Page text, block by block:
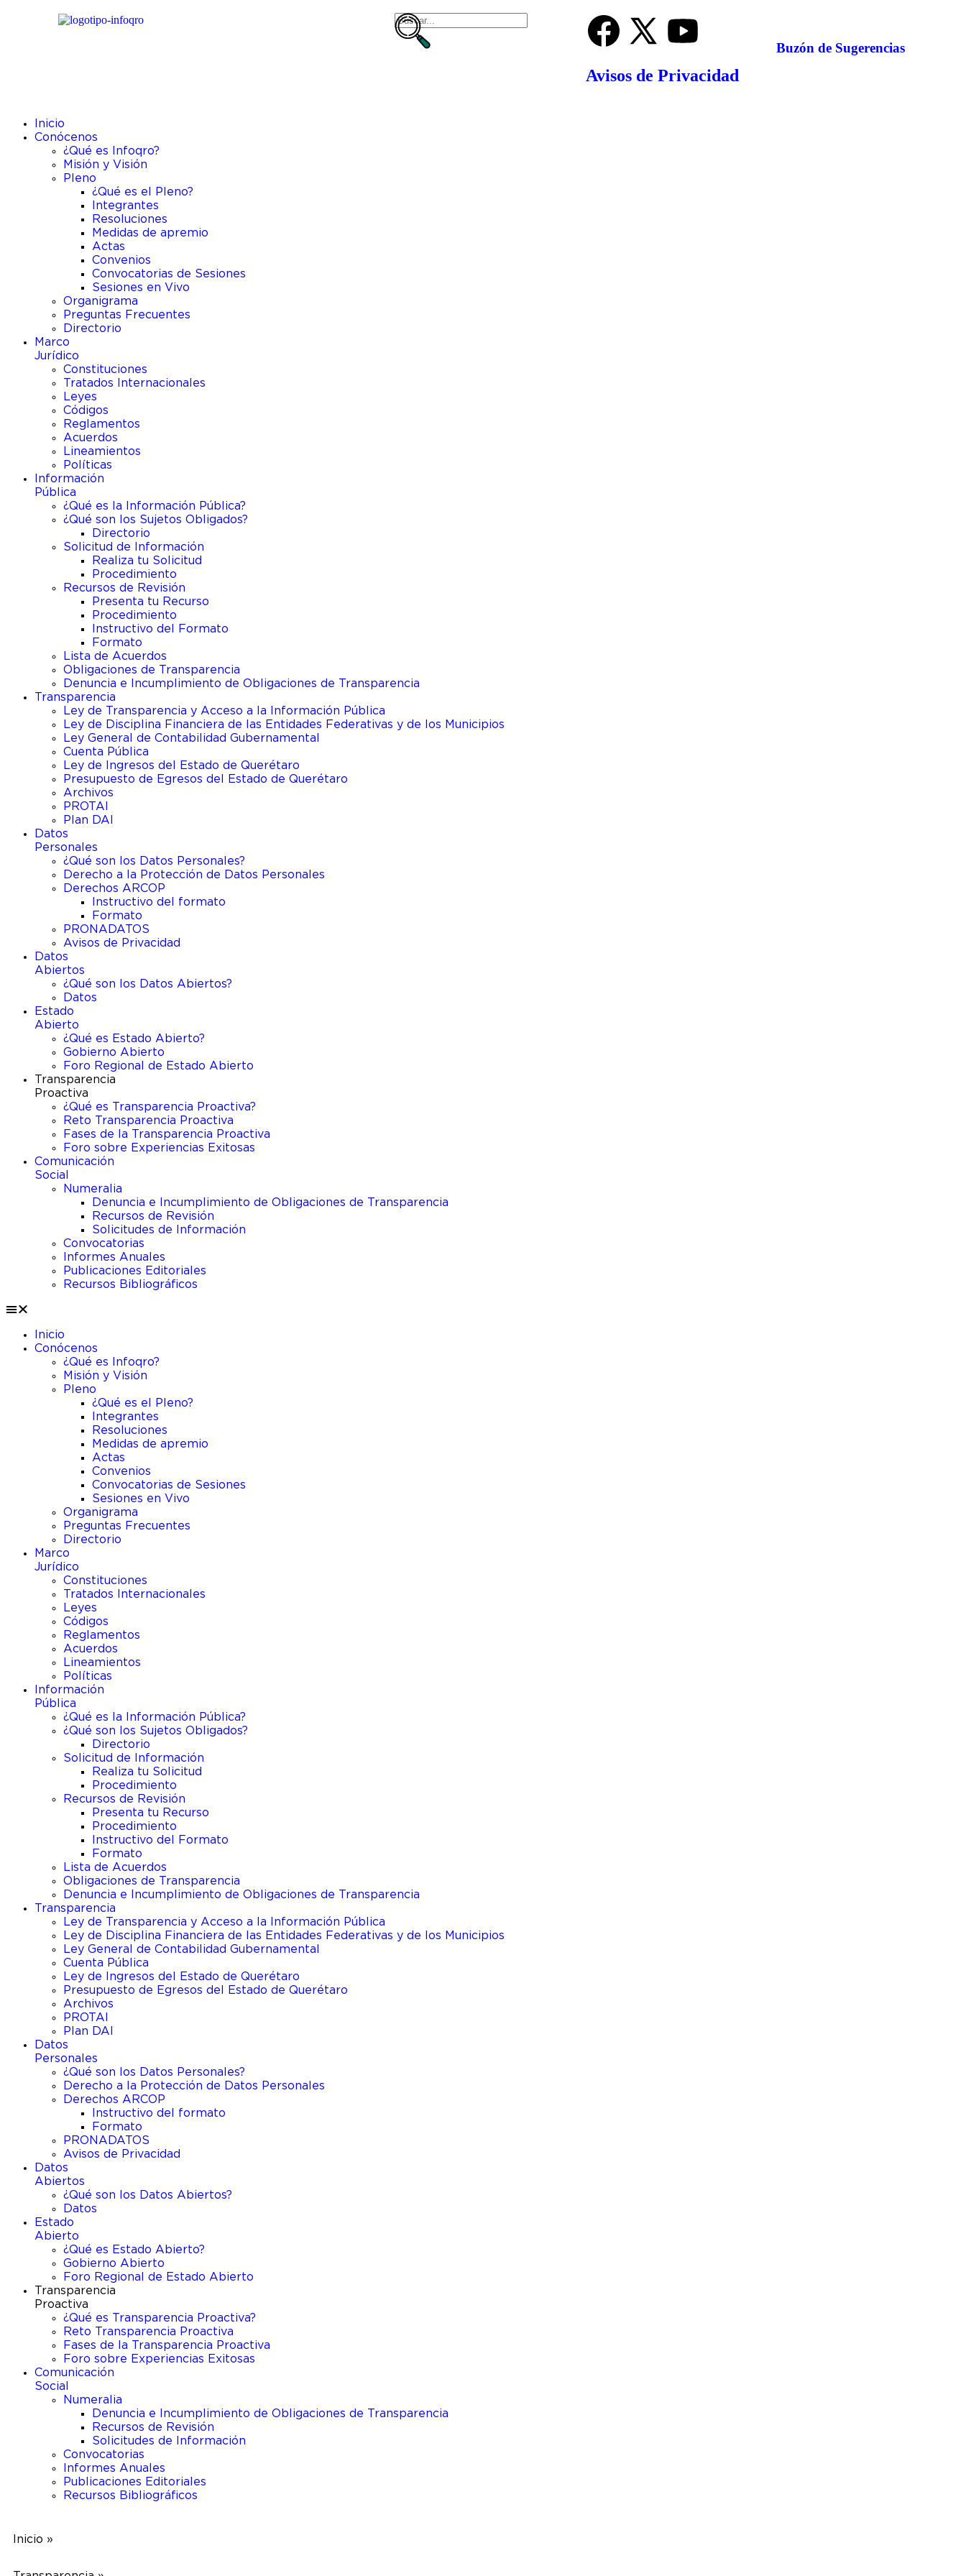
Avisos de Privacidad
Buzón de Sugerencias
Inicio
Conócenos
¿Qué es Infoqro?
Misión y Visión
Pleno
¿Qué es el Pleno?
Integrantes
Resoluciones
Medidas de apremio
Actas
Convenios
Convocatorias de Sesiones
Sesiones en Vivo
Organigrama
Preguntas Frecuentes
Directorio
Marco
Jurídico
Constituciones
Tratados Internacionales
Leyes
Códigos
Reglamentos
Acuerdos
Lineamientos
Políticas
Información
Pública
¿Qué es la Información Pública?
¿Qué son los Sujetos Obligados?
Directorio
Solicitud de Información
Realiza tu Solicitud
Procedimiento
Recursos de Revisión
Presenta tu Recurso
Procedimiento
Instructivo del Formato
Formato
Lista de Acuerdos
Obligaciones de Transparencia
Denuncia e Incumplimiento de Obligaciones de Transparencia
Transparencia
Ley de Transparencia y Acceso a la Información Pública
Ley de Disciplina Financiera de las Entidades Federativas y de los Municipios
Ley General de Contabilidad Gubernamental
Cuenta Pública
Ley de Ingresos del Estado de Querétaro
Presupuesto de Egresos del Estado de Querétaro
Archivos
PROTAI
Plan DAI
Datos
Personales
¿Qué son los Datos Personales?
Derecho a la Protección de Datos Personales
Derechos ARCOP
Instructivo del formato
Formato
PRONADATOS
Avisos de Privacidad
Datos
Abiertos
¿Qué son los Datos Abiertos?
Datos
Estado
Abierto
¿Qué es Estado Abierto?
Gobierno Abierto
Foro Regional de Estado Abierto​
Transparencia
Proactiva
¿Qué es Transparencia Proactiva?
Reto Transparencia Proactiva
Fases de la Transparencia Proactiva
Foro sobre Experiencias Exitosas
Comunicación
Social
Numeralia
Denuncia e Incumplimiento de Obligaciones de Transparencia
Recursos de Revisión
Solicitudes de Información​
Convocatorias
Informes Anuales
Publicaciones Editoriales
Recursos Bibliográficos
Inicio
Conócenos
¿Qué es Infoqro?
Misión y Visión
Pleno
¿Qué es el Pleno?
Integrantes
Resoluciones
Medidas de apremio
Actas
Convenios
Convocatorias de Sesiones
Sesiones en Vivo
Organigrama
Preguntas Frecuentes
Directorio
Marco
Jurídico
Constituciones
Tratados Internacionales
Leyes
Códigos
Reglamentos
Acuerdos
Lineamientos
Políticas
Información
Pública
¿Qué es la Información Pública?
¿Qué son los Sujetos Obligados?
Directorio
Solicitud de Información
Realiza tu Solicitud
Procedimiento
Recursos de Revisión
Presenta tu Recurso
Procedimiento
Instructivo del Formato
Formato
Lista de Acuerdos
Obligaciones de Transparencia
Denuncia e Incumplimiento de Obligaciones de Transparencia
Transparencia
Ley de Transparencia y Acceso a la Información Pública
Ley de Disciplina Financiera de las Entidades Federativas y de los Municipios
Ley General de Contabilidad Gubernamental
Cuenta Pública
Ley de Ingresos del Estado de Querétaro
Presupuesto de Egresos del Estado de Querétaro
Archivos
PROTAI
Plan DAI
Datos
Personales
¿Qué son los Datos Personales?
Derecho a la Protección de Datos Personales
Derechos ARCOP
Instructivo del formato
Formato
PRONADATOS
Avisos de Privacidad
Datos
Abiertos
¿Qué son los Datos Abiertos?
Datos
Estado
Abierto
¿Qué es Estado Abierto?
Gobierno Abierto
Foro Regional de Estado Abierto​
Transparencia
Proactiva
¿Qué es Transparencia Proactiva?
Reto Transparencia Proactiva
Fases de la Transparencia Proactiva
Foro sobre Experiencias Exitosas
Comunicación
Social
Numeralia
Denuncia e Incumplimiento de Obligaciones de Transparencia
Recursos de Revisión
Solicitudes de Información​
Convocatorias
Informes Anuales
Publicaciones Editoriales
Recursos Bibliográficos
Inicio »